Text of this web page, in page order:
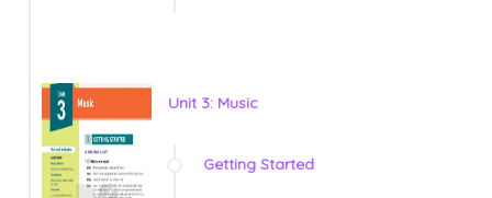
Unit 3: Music
Getting Started